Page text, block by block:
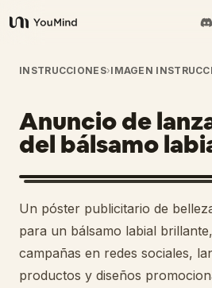
YouMind
Resumen
Casos de uso
Habilidades
Prompts
Precios
INSTRUCCIONES›IMAGEN
Anuncio de
del bálsamo
Un póster publicitario de
para un bálsamo labial
campañas en redes sociales,
productos y diseños